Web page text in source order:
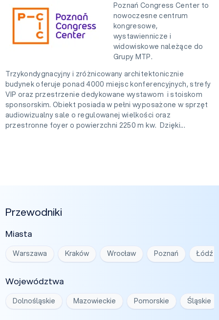
Poznań Congress Center to
nowoczesne centrum
kongresowe,
wystawiennicze i
widowiskowe należące do
Grupy MTP.
Trzykondygnacyjny i zróżnicowany architektonicznie
budynek oferuje ponad 4000 miejsc konferencyjnych, strefy
VIP oraz przestrzenie dedykowane wystawom i stoiskom
sponsorskim. Obiekt posiada w pełni wyposażone w sprzęt
audiowizualny sale o regulowanej wielkości oraz
przestronne foyer o powierzchni 2250 m kw. Dzięki...
Przewodniki
Miasta
Warszawa Kraków Wrocław Poznań Łódź
Województwa
Dolnośląskie Mazowieckie Pomorskie Śląskie